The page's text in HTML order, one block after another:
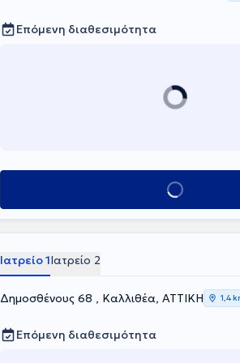
Επόμενη διαθεσιμότητα
Κλείσε ραντεβού
Ιατρείο 1Ιατρείο 2
Δημοσθένους 68 , Καλλιθέα, ΑΤΤΙΚΗ 1,4
Επόμενη διαθεσιμότητα